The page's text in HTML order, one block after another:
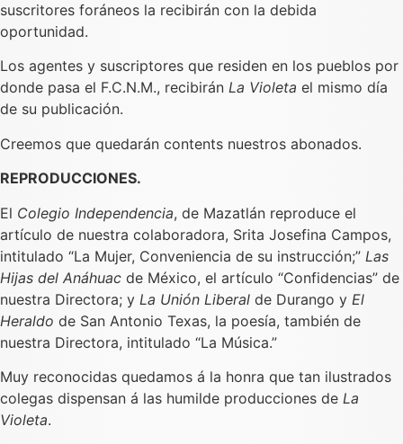
suscritores foráneos la recibirán con la debida
oportunidad.
Los agentes y suscriptores que residen en los pueblos por
donde pasa el F.C.N.M., recibirán La Violeta el mismo día
de su publicación.
Creemos que quedarán contents nuestros abonados.
REPRODUCCIONES.
El Colegio Independencia, de Mazatlán reproduce el
artículo de nuestra colaboradora, Srita Josefina Campos,
intitulado “La Mujer, Conveniencia de su instrucción;” Las
Hijas del Anáhuac de México, el artículo “Confidencias” de
nuestra Directora; y La Unión Liberal de Durango y El
Heraldo de San Antonio Texas, la poesía, también de
nuestra Directora, intitulado “La Música.”
Muy reconocidas quedamos á la honra que tan ilustrados
colegas dispensan á las humilde producciones de La
Violeta.